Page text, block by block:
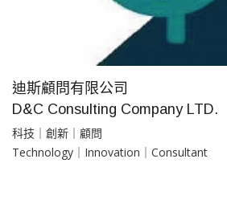
迪斯顧問有限公司
D&C Consulting Company LTD.
科技｜創新｜顧問​
Technology｜Innovation｜Consultant